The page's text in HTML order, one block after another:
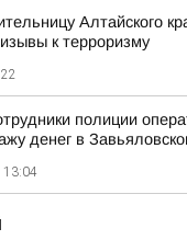
Алтайского
к терроризму
полиции
денег в
13:04